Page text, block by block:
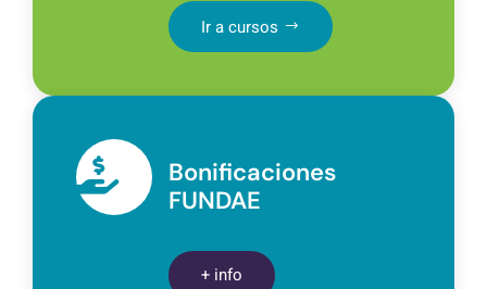
Ir a cursos
Bonificaciones
FUNDAE
+ info